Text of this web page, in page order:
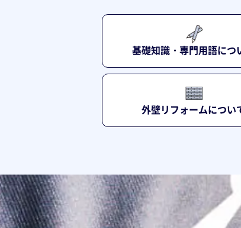
基礎知識・専門用語につ
外壁リフォームについ